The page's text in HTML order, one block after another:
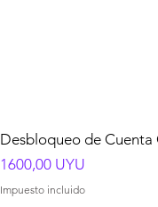
Desbloqueo de Cuenta
Precio
1600,00 UYU
Impuesto incluido